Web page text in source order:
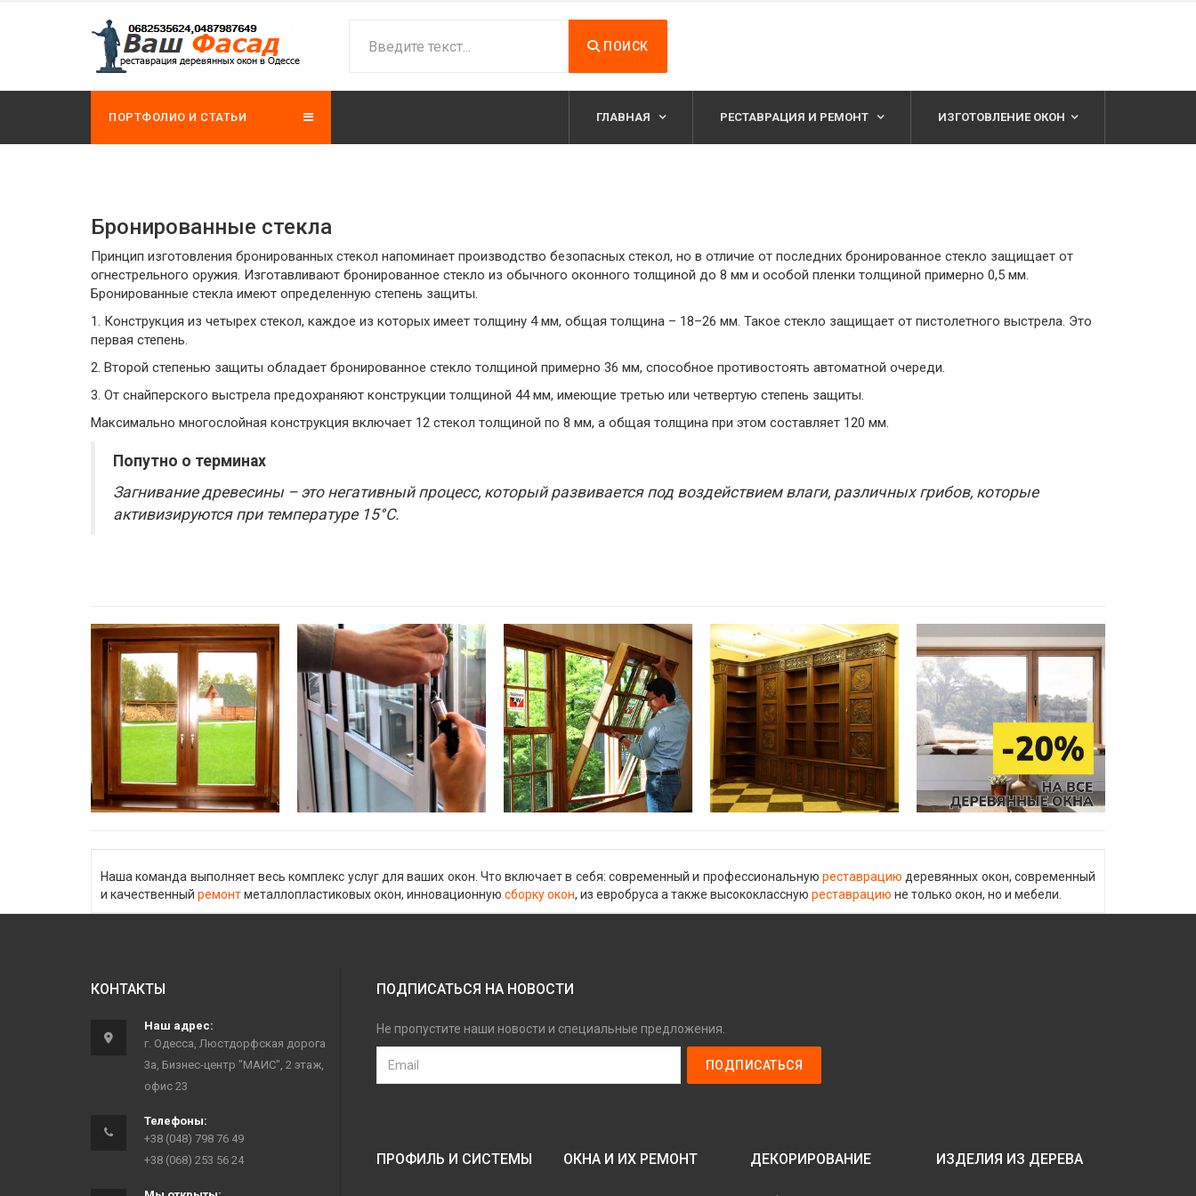
ПОИСК
ПОРТФОЛИО И СТАТЬИ ГЛАВНАЯ РЕСТАВРАЦИЯ И РЕМОНТ ИЗГОТОВЛЕНИЕ ОКОН
Бронированные стекла
Принцип изготовления бронированных стекол напоминает производство безопасных стекол, но в отличие от последних бронированное стекло защищает от
огнестрельного оружия. Изготавливают бронированное стекло из обычного оконного толщиной до 8 мм и особой пленки толщиной примерно 0,5 мм.
Бронированные стекла имеют определенную степень защиты.
1. Конструкция из четырех стекол, каждое из которых имеет толщину 4 мм, общая толщина – 18–26 мм. Такое стекло защищает от пистолетного выстрела. Это
первая степень.
2. Второй степенью защиты обладает бронированное стекло толщиной примерно 36 мм, способное противостоять автоматной очереди.
3. От снайперского выстрела предохраняют конструкции толщиной 44 мм, имеющие третью или четвертую степень защиты.
Максимально многослойная конструкция включает 12 стекол толщиной по 8 мм, а общая толщина при этом составляет 120 мм.
Попутно о терминах
Загнивание древесины – это негативный процесс, который развивается под воздействием влаги, различных грибов, которые
активизируются при температуре 15°С.
Наша команда выполняет весь комплекс услуг для ваших окон. Что включает в себя: современный и профессиональнуюреставрацию деревянных окон, современный
и качественный ремонтметаллопластиковых окон, инновационную сборку окон, из евробруса а также высококлассную реставрацию не только окон, но и мебели.
КОНТАКТЫ
Наш адрес:
г. Одесса, Люстдорфская дорога
3а, Бизнес-центр "МАИС", 2 этаж,
офис 23
Телефоны:
+38 (048) 798 76 49
+38 (068) 253 56 24
ПОДПИСАТЬСЯ НА НОВОСТИ
Не пропустите наши новости и специальные предложения.
ПРОФИЛЬ И СИСТЕМЫ ОКНА И ИХ РЕМОНТ ДЕКОРИРОВАНИЕ ИЗДЕЛИЯ ИЗ ДЕРЕВА